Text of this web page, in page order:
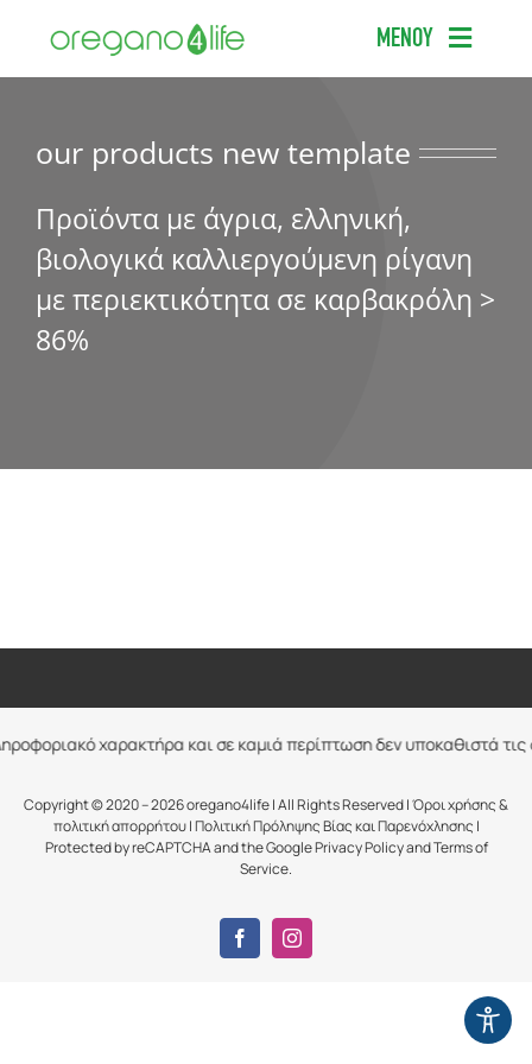
περιεχόμενο
ΜΕΝΟΥ
ΠΡΟΪΟΝΤΑ
ΕΠΙΣΤΗΜΟΝΙΚΟΣ ΟΔΗΓΟΣ
ΣΥΧΝΕΣ ΕΡΩΤΗΣΕΙΣ
our products new template
Προϊόντα με άγρια, ελληνική,
βιολογικά καλλιεργούμενη ρίγανη
με περιεκτικότητα σε καρβακρόλη >
86%
χαρακτήρα και σε καμιά περίπτωση δεν υποκαθιστά
Copyright © 2020 – 2026 oregano4life | All Rights Reserved |Όροι χρήσης &
πολιτική απορρήτου|Πολιτική Πρόληψης Βίας και Παρενόχλησης |
Protected by reCAPTCHA and the GooglePrivacy PolicyandTerms of
Service.